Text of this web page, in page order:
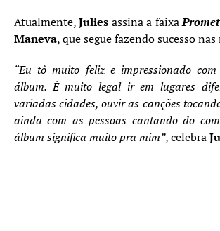
Atualmente,Julies assina a faixa
Maneva, que segue fazendo sucesso
“Eu tô muito feliz e impressionado
álbum. É muito legal ir em lugares
variadas cidades, ouvir as canções
ainda com as pessoas cantando do
álbum significa muito pra mim”, celebra